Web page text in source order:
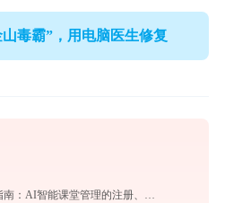
毒霸”，用电脑医生修复
班级优化大师完全使用指南：AI智能课堂管理的注册、实操与效率提升全攻略（2026最新）